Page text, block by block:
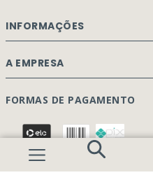
INFORMAÇÕES
Aviso de privacidade Dex Peças
Perguntas Frequentes
A EMPRESA
Página Principal
Quem Somos
Nossa Cultura
FORMAS DE PAGAMENTO